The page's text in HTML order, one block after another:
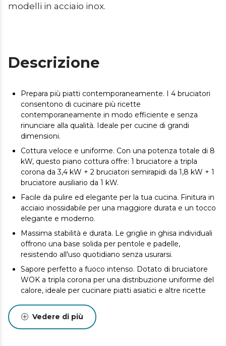
modelli in acciaio inox.
Descrizione
Prepara più piatti contemporaneamente. I 4 bruciatori
consentono di cucinare più ricette
contemporaneamente in modo efficiente e senza
rinunciare alla qualità. Ideale per cucine di grandi
dimensioni.
Cottura veloce e uniforme. Con una potenza totale di 8
kW, questo piano cottura offre: 1 bruciatore a tripla
corona da 3,4 kW + 2 bruciatori semirapidi da 1,8 kW + 1
bruciatore ausiliario da 1 kW.
Facile da pulire ed elegante per la tua cucina. Finitura in
acciaio inossidabile per una maggiore durata e un tocco
elegante e moderno.
Massima stabilità e durata. Le griglie in ghisa individuali
offrono una base solida per pentole e padelle,
resistendo all'uso quotidiano senza usurarsi.
Sapore perfetto a fuoco intenso. Dotato di bruciatore
WOK a tripla corona per una distribuzione uniforme del
calore, ideale per cucinare piatti asiatici e altre ricette
Dimentica fiammiferi e accendini. Accensione
elettronica per un avvio rapido e sicuro, con maggiore
Vedere di più